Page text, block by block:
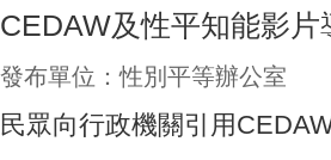
CEDAW及性平知能影片
發布單位：性別平等辦公室
民眾向行政機關引用